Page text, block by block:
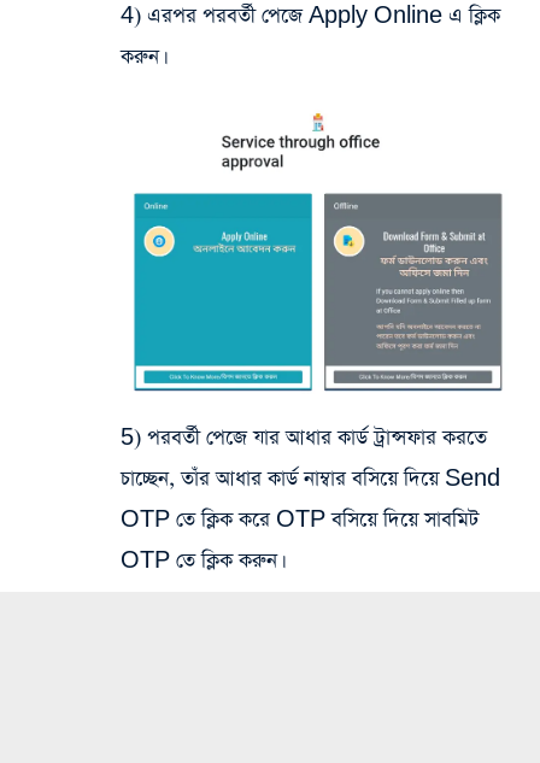
4) এরপর পরবর্তী পেজে Apply Online এ ক্লিক
করুন।
5) পরবর্তী পেজে যার আধার কার্ড ট্রান্সফার করতে
চাচ্ছেন, তাঁর আধার কার্ড নাম্বার বসিয়ে দিয়ে Send
OTP তে ক্লিক করে OTP বসিয়ে দিয়ে সাবমিট
OTP তে ক্লিক করুন।